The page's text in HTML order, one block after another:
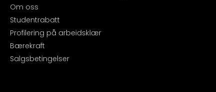
Om oss
Studentrabatt
Profilering på arbeidsklær
Bærekraft
Salgsbetingelser